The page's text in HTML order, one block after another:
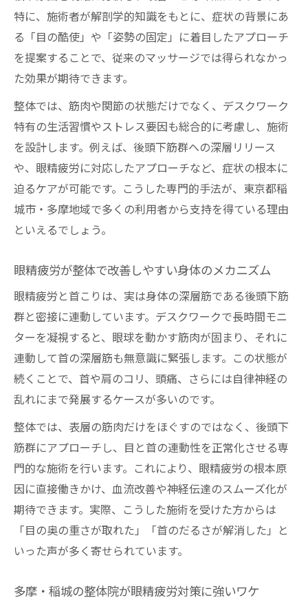
特に、施術者が解剖学的知識をもとに、症状の背景にあ
る「目の酷使」や「姿勢の固定」に着目したアプローチ
を提案することで、従来のマッサージでは得られなかっ
た効果が期待できます。
整体では、筋肉や関節の状態だけでなく、デスクワーク
特有の生活習慣やストレス要因も総合的に考慮し、施術
を設計します。例えば、後頭下筋群への深層リリース
や、眼精疲労に対応したアプローチなど、症状の根本に
迫るケアが可能です。こうした専門的手法が、東京都稲
城市・多摩地域で多くの利用者から支持を得ている理由
といえるでしょう。
眼精疲労が整体で改善しやすい身体のメカニズム
眼精疲労と首こりは、実は身体の深層筋である後頭下筋
群と密接に連動しています。デスクワークで長時間モニ
ターを凝視すると、眼球を動かす筋肉が固まり、それに
連動して首の深層筋も無意識に緊張します。この状態が
続くことで、首や肩のコリ、頭痛、さらには自律神経の
乱れにまで発展するケースが多いのです。
整体では、表層の筋肉だけをほぐすのではなく、後頭下
筋群にアプローチし、目と首の連動性を正常化させる専
門的な施術を行います。これにより、眼精疲労の根本原
因に直接働きかけ、血流改善や神経伝達のスムーズ化が
期待できます。実際、こうした施術を受けた方からは
「目の奥の重さが取れた」「首のだるさが解消した」と
いった声が多く寄せられています。
多摩・稲城の整体院が眼精疲労対策に強いワケ